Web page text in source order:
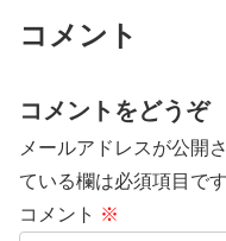
コメント
コメントをどうぞ
メールアドレスが公開
ている欄は必須項目です
コメント ※